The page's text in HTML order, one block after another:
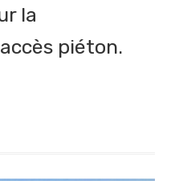
la
piéton.